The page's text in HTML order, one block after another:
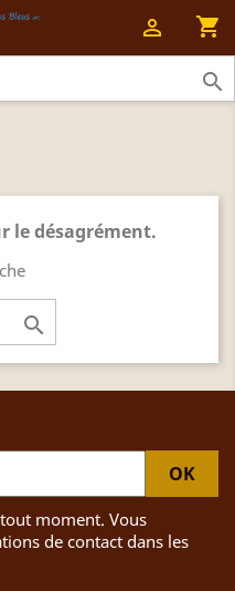
shopping_cart


le désagrément.

moment. Vous
de contact dans les